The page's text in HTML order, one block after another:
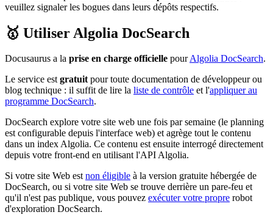
veuillez signaler les bogues dans leurs dépôts respectifs.
🥇 Utiliser Algolia DocSearch
Docusaurus a la prise en charge officielle pourAlgolia DocSearch.
Le service estgratuitpour toute documentation de développeur ou
blog technique : il suffit de lire la liste de contrôle et l'appliquer au
programme DocSearch.
DocSearch explore votre site web une fois par semaine (le planning
est configurable depuis l'interface web) et agrège tout le contenu
dans un index Algolia. Ce contenu est ensuite interrogé directement
depuis votre front-end en utilisant l'API Algolia.
Si votre site Web estnon éligible à la version gratuite hébergée de
DocSearch, ou si votre site Web se trouve derrière un pare-feu et
qu'il n'est pas publique, vous pouvez exécuter votre propre robot
d'exploration DocSearch.